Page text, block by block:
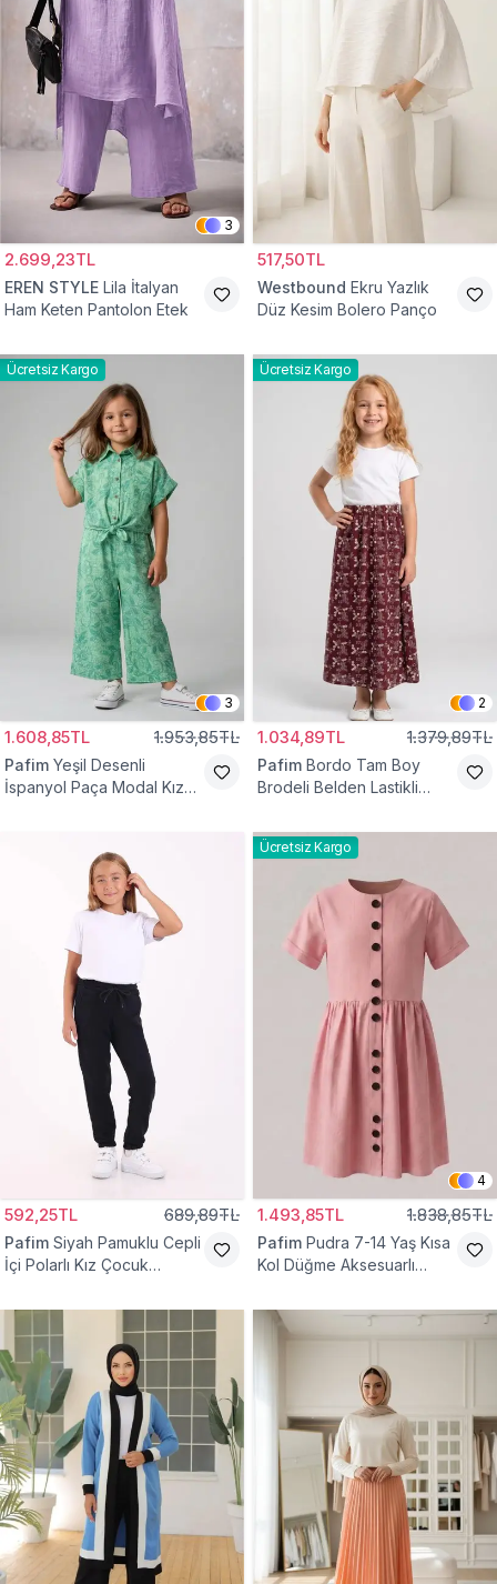
3
2.699,23TL
EREN STYLE Lila İtalyan
Ham Keten Pantolon Etek
517,50TL
Westbound Ekru Yazlık
Düz Kesim Bolero Panço
Ücretsiz Kargo
3
1.608,85TL 1.953,85TL
Pafim Yeşil Desenli
İspanyol Paça Modal Kız
Ücretsiz Kargo
2
1.034,89TL 1.379,89TL
Pafim Bordo Tam Boy
Brodeli Belden Lastikli
592,25TL 689,89TL
Pafim Siyah Pamuklu Cepli
İçi Polarlı Kız Çocuk
Ücretsiz Kargo
4
1.493,85TL 1.838,85TL
Pafim Pudra 7-14 Yaş Kısa
Kol Düğme Aksesuarlı